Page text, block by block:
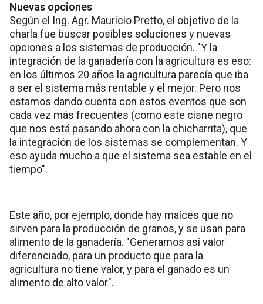
Nuevas opciones
Según el Ing. Agr. Mauricio Pretto, el objetivo de la
charla fue buscar posibles soluciones y nuevas
opciones a los sistemas de producción. "Y la
integración de la ganadería con la agricultura es eso:
en los últimos 20 años la agricultura parecía que iba
a ser el sistema más rentable y el mejor. Pero nos
estamos dando cuenta con estos eventos que son
cada vez más frecuentes (como este cisne negro
que nos está pasando ahora con la chicharrita), que
la integración de los sistemas se complementan. Y
eso ayuda mucho a que el sistema sea estable en el
tiempo".
Este año, por ejemplo, donde hay maíces que no
sirven para la producción de granos, y se usan para
alimento de la ganadería. "Generamos así valor
diferenciado, para un producto que para la
agricultura no tiene valor, y para el ganado es un
alimento de alto valor".